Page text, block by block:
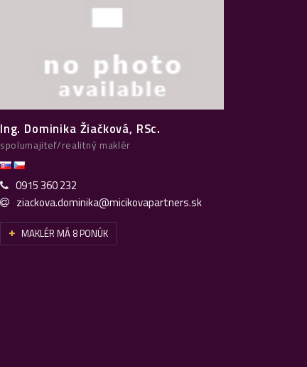
Ing. Dominika Žiačková, RSc.
spolumajiteľ/realitný maklér
0915 360 232
ziackova.dominika@micikovapartners.sk
MAKLÉR MÁ 8 PONÚK